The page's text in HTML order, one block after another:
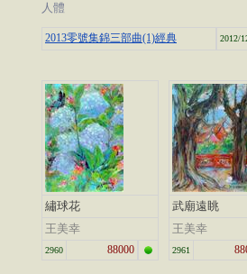
人體
2013零號集錦三部曲(1)經典 2012/
繡球花
王美幸
2960 88000
武廟遠眺
王美幸
2961